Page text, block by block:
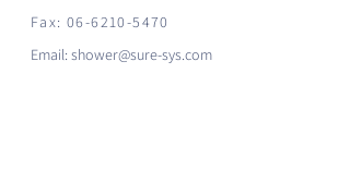
Fax: 06-6210-5470
Email: shower@sure-sys.com